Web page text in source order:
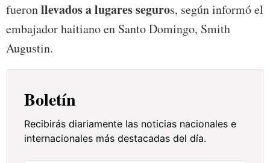
fueronllevados a lugares seguros, según informó el
embajador haitiano en Santo Domingo, Smith
Augustin.
Boletín
Recibirás diariamente las noticias nacionales e
internacionales más destacadas del día.